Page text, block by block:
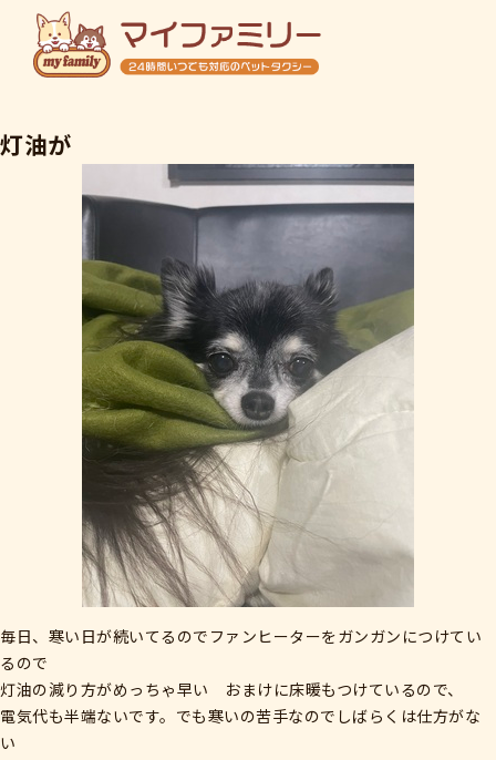
初めての方へ
ご利用料金
店舗概要
ご予約・お問い合わせ
灯油が
毎日、寒い日が続いてるのでファンヒーターをガンガンにつけてい
るので
灯油の減り方がめっちゃ早い おまけに床暖もつけているので、
電気代も半端ないです。でも寒いの苦手なのでしばらくは仕方がな
い